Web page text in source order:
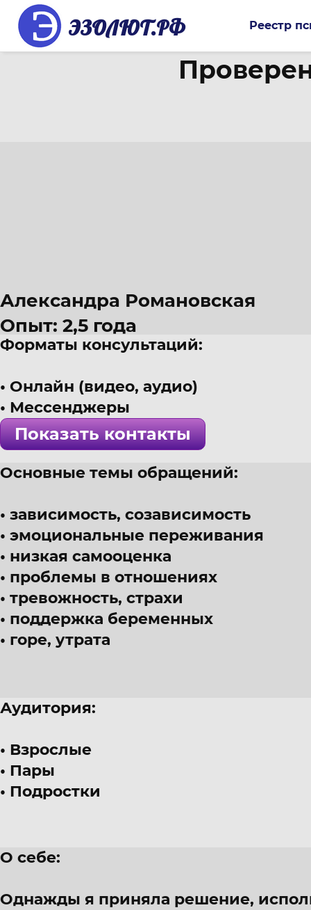
ЭЗОЛЮТ.РФ Реестр
Александра Романовская
Опыт: 2,5 года
38 лет
г. Краснодар
Психолог, клинический
! Специалист проверен >>>
Форматы консультаций:
Онлайн (видео, аудио)
Мессенджеры
Показать контакты
Основные темы обращений:
зависимость, созависимость
эмоциональные переживания
низкая самооценка
проблемы в отношениях
тревожность, страхи
поддержка беременных
горе, утрата
Аудитория:
Взрослые
Пары
Подростки
О себе:
Однажды я приняла решение,